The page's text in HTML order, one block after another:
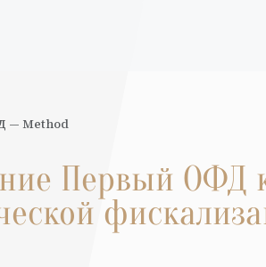
— Method
Первый ОФД